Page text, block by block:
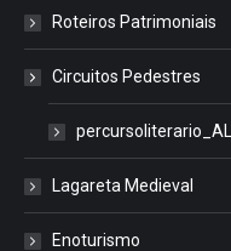
Roteiros Patrimoniais
Circuitos Pedestres
Lagareta Medieval
Enoturismo